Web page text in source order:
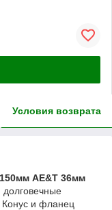
Условия возврата
AE&T 36мм
Конус и фланец